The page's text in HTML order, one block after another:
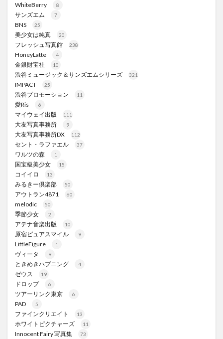
WhiteBerry 8
サンズエム 7
BNS 25
美少女は純真 20
フレッシュ写真館 238
HoneyLatte 4
金銀財宝社 10
渋谷ミュージック＆サンズエムシリーズ 321
IMPACT 25
渋谷プロモーション 11
愛Ris 6
マイウェイ出版 111
大友写真事務所 9
大友写真事務所DX 112
セント・ラファエル 37
ワルツの森 1
国宝級美少女 15
コイイロ 13
みるきー倶楽部 50
アウトラン4871 60
melodic 50
季節少女 2
アテナ音楽出版 10
原宿ピュアスマイル 9
LittleFigure 1
ヴィータ 9
ときめきハプニング 4
ゼウス 19
ドロップ 6
ツアーリンク東京 6
PAD 5
ファインクリエイト 13
ホワイトピクチャーズ 11
Innocent Fairy 写真集 73